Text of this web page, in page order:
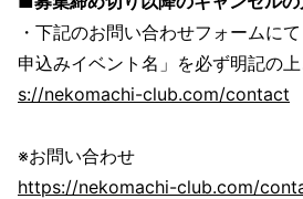
・下記のお問い合わせフォームに
申込みイベント名」を必ず明記の上
s://nekomachi-club.com/contact
※お問い合わせ
https://nekomachi-club.com/